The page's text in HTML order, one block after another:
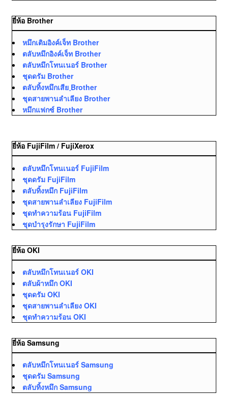
ยี่ห้อ Brother
หมึกเติมอิงค์เจ็ท Brother
ตลับหมึกอิงค์เจ็ท Brother
ตลับหมึกโทนเนอร์ Brother
ชุดดรัม Brother
ตลับทิ้งหมึกเสีย ฺBrother
ชุดสายพานลำเลียง Brother
หมึกแฟกซ์ Brother
ยี่ห้อ FujiFilm / FujiXerox
ตลับหมึกโทนเนอร์ FujiFilm
ชุดดรัม FujiFilm
ตลับทิ้งหมึก FujiFilm
ชุดสายพานลำเลียง FujiFilm
ชุดทำความร้อน FujiFilm
ชุดบำรุงรักษา FujiFilm
ยี่ห้อ OKI
ตลับหมึกโทนเนอร์ OKI
ตลับผ้าหมึก OKI
ชุดดรัม OKI
ชุดสายพานลำเลียง OKI
ชุดทำความร้อน OKI
ยี่ห้อ Samsung
ตลับหมึกโทนเนอร์ Samsung
ชุดดรัม Samsung
ตลับทิ้งหมึก Samsung